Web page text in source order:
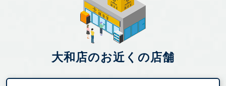
大和店のお近くの店舗